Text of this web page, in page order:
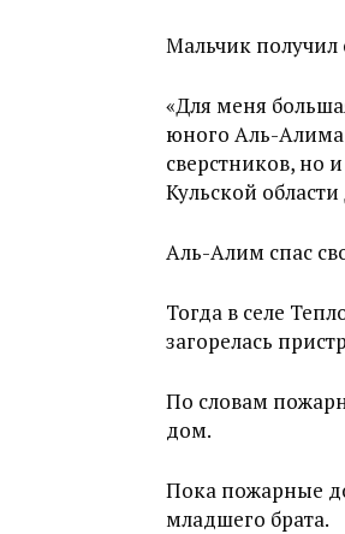
Мальчик
«Для меня
юного Аль-Алима
сверстников, но
Кульской
Аль-Алим спас
Тогда в селе
загорелась
По словам
дом.
Пока пожарные
младшего брата.